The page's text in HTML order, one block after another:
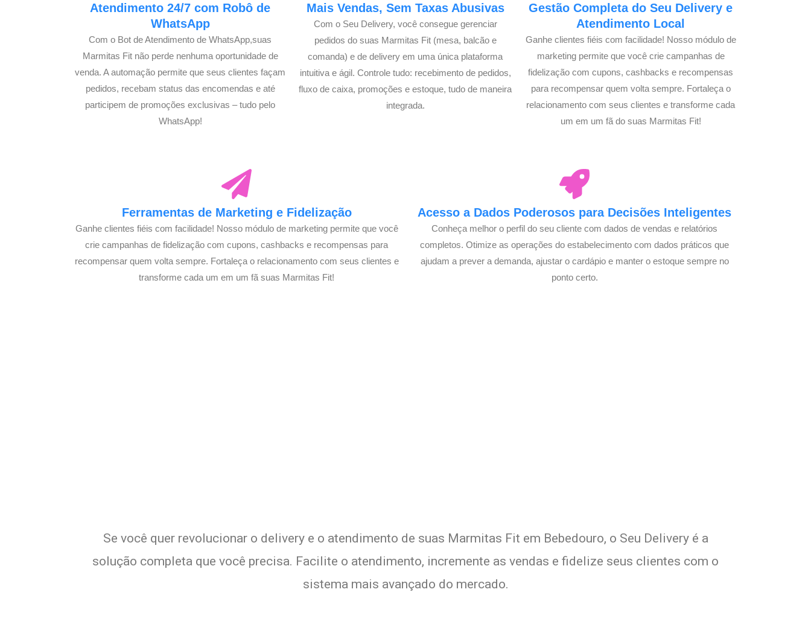
Atendimento 24/7 com Robô de
WhatsApp
Com o Bot de Atendimento de WhatsApp,suas
Marmitas Fit não perde nenhuma oportunidade de
venda. A automação permite que seus clientes façam
pedidos, recebam status das encomendas e até
participem de promoções exclusivas – tudo pelo
WhatsApp!
Mais Vendas, Sem Taxas Abusivas
Com o Seu Delivery, você consegue gerenciar
pedidos do suas Marmitas Fit (mesa, balcão e
comanda) e de delivery em uma única plataforma
intuitiva e ágil. Controle tudo: recebimento de pedidos,
fluxo de caixa, promoções e estoque, tudo de maneira
integrada.
Gestão Completa do Seu Delivery e
Atendimento Local
Ganhe clientes fiéis com facilidade! Nosso módulo de
marketing permite que você crie campanhas de
fidelização com cupons, cashbacks e recompensas
para recompensar quem volta sempre. Fortaleça o
relacionamento com seus clientes e transforme cada
um em um fã do suas Marmitas Fit!
Ferramentas de Marketing e Fidelização
Ganhe clientes fiéis com facilidade! Nosso módulo de marketing permite que você
crie campanhas de fidelização com cupons, cashbacks e recompensas para
recompensar quem volta sempre. Fortaleça o relacionamento com seus clientes e
transforme cada um em um fã suas Marmitas Fit!
Acesso a Dados Poderosos para Decisões Inteligentes
Conheça melhor o perfil do seu cliente com dados de vendas e relatórios
completos. Otimize as operações do estabelecimento com dados práticos que
ajudam a prever a demanda, ajustar o cardápio e manter o estoque sempre no
ponto certo.
Se você quer revolucionar o delivery e o atendimento de suas Marmitas Fit em Bebedouro, o Seu Delivery é a
solução completa que você precisa. Facilite o atendimento, incremente as vendas e fidelize seus clientes com o
sistema mais avançado do mercado.